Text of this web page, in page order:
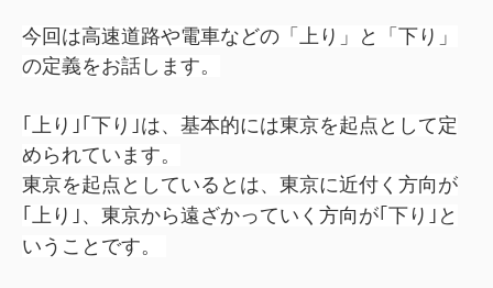
今回は高速道路や電車などの「上り」と「下り」
の定義をお話します。
｢上り｣｢下り｣は、基本的には東京を起点として定
められています。
東京を起点としているとは、東京に近付く方向が
｢上り｣、東京から遠ざかっていく方向が｢下り｣と
いうことです。